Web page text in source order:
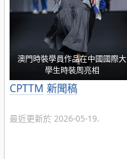
澳門時裝學員作品在中國國際大
學生時裝周亮相
分
CPTTM 新聞稿
最近更新於 2026-05-19.